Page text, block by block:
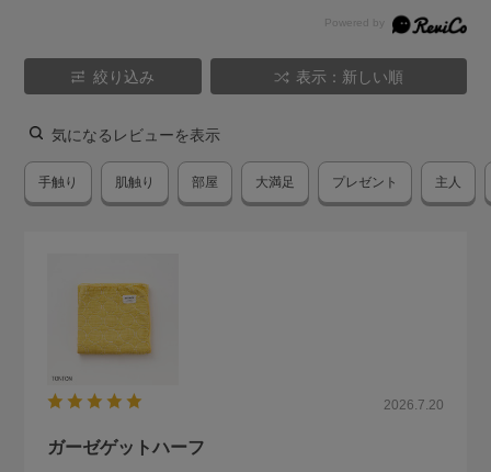
絞り込み 表示：新しい順
気になるレビューを表示
手触り 肌触り 部屋 大満足 プレゼント 主人
2026.7.20
ガーゼゲットハーフ